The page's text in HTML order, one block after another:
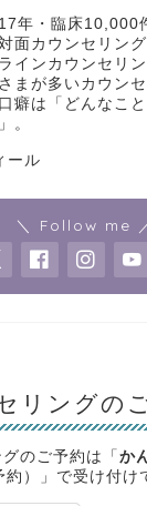
年・臨床10,000
面カウンセリン
インカウンセリ
まが多いカウンセ
癖は「どんなこ
。
ール
＼ Follow me
リングの
のご予約は「 か
約）」で受け付け